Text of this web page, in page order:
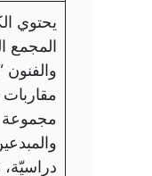
يحتوي
المجمع
مقاربات
مجموعة